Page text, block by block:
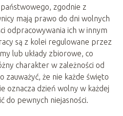
zgodnie z
mają prawo do dni wolnych
odpracowywania ich w innym
są z kolei regulowane przez
lub układy zbiorowe, co
charakter w zależności od
zauważyć, że nie każde święto
oznacza dzień wolny w każdej
do pewnych niejasności.